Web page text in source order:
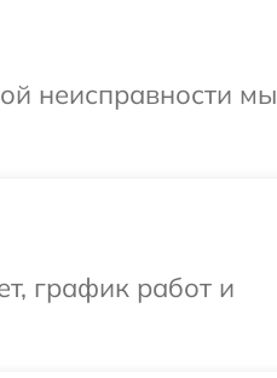
неисправности мы
график работ и